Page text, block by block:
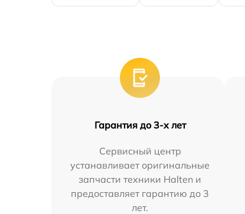
Гарантия до 3-х лет
Сервисный центр
устанавливает оригинальные
запчасти техники Halten и
предоставляет гарантию до 3
лет.